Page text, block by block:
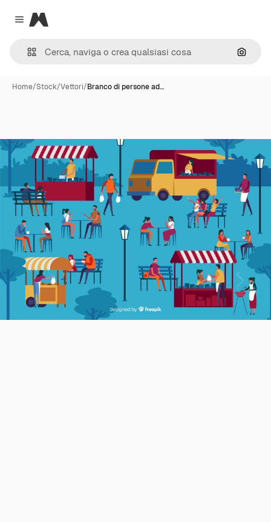
Close menu
Magnific
Cerca
Home/Stock/Vettori/Branco di persone ad…